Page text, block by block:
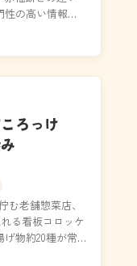
の高い情報を
氷かき氷など
ろっけ
む老舗惣菜店、
る看板コロッケ
物約20種が常
日...